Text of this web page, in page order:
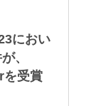
におい
、
受賞